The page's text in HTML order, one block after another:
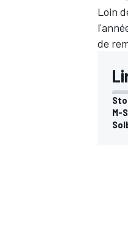
Loin
de
M-